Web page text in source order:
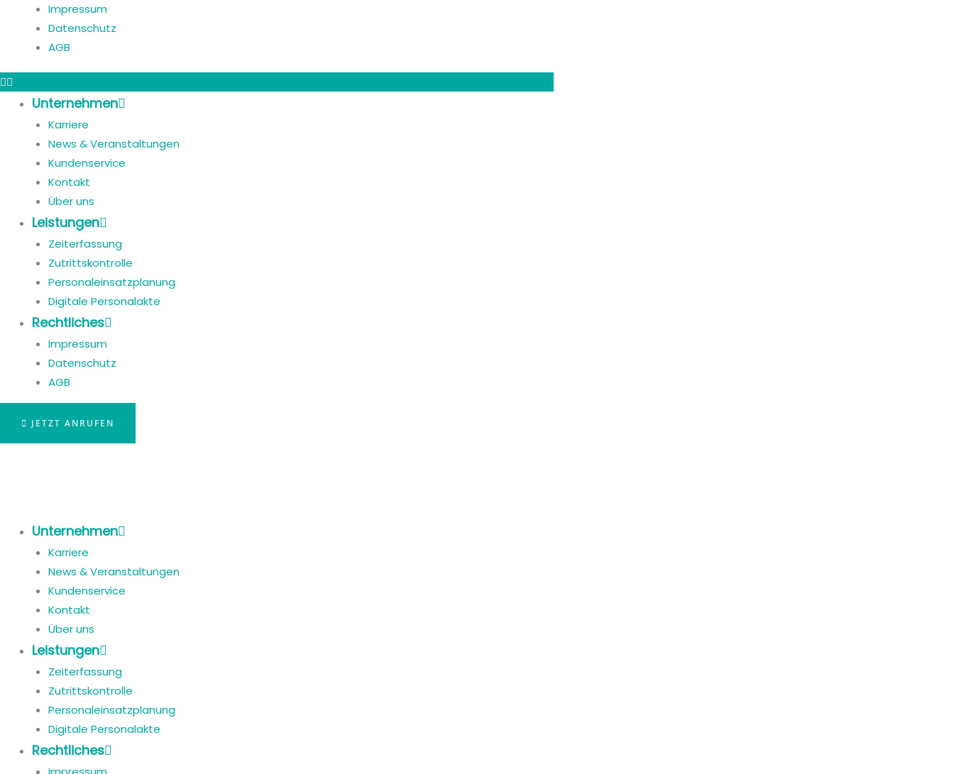
Impressum
Datenschutz
AGB
Unternehmen
Karriere
News & Veranstaltungen
Kundenservice
Kontakt
Über uns
Leistungen
Zeiterfassung
Zutrittskontrolle
Personaleinsatzplanung
Digitale Personalakte
Rechtliches
Impressum
Datenschutz
AGB
JETZT ANRUFEN
Unternehmen
Karriere
News & Veranstaltungen
Kundenservice
Kontakt
Über uns
Leistungen
Zeiterfassung
Zutrittskontrolle
Personaleinsatzplanung
Digitale Personalakte
Rechtliches